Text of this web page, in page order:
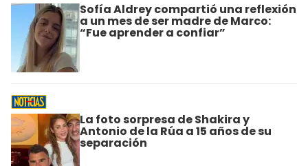
Sofía Aldrey compartió una reflexión
a un mes de ser madre de Marco:
“Fue aprender a confiar”
La foto sorpresa de Shakira y
Antonio de la Rúa a 15 años de su
separación